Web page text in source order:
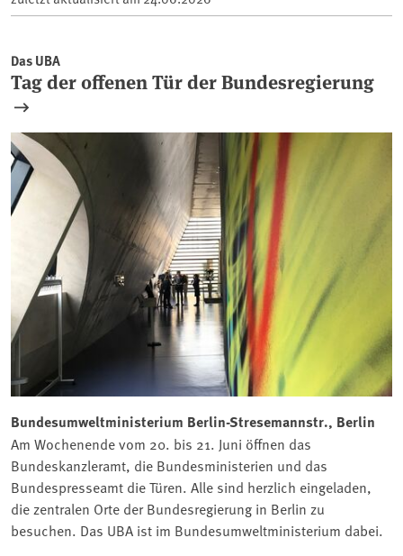
Das UBA
Tag der offenen Tür der Bundesregierung
Bundesumweltministerium Berlin-Stresemannstr., Berlin
Am Wochenende vom 20. bis 21. Juni öffnen das
Bundeskanzleramt, die Bundesministerien und das
Bundespresseamt die Türen. Alle sind herzlich eingeladen,
die zentralen Orte der Bundesregierung in Berlin zu
besuchen. Das UBA ist im Bundesumweltministerium dabei.